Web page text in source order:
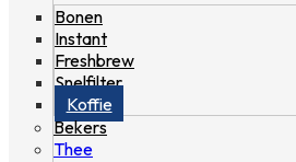
Bonen
Instant
Freshbrew
Snelfilter
Koffie
Bekers
Thee